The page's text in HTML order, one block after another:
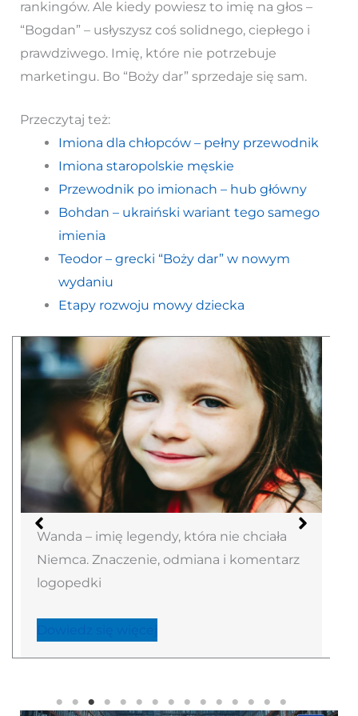
rankingów. Ale kiedy powiesz to imię na głos –
“Bogdan” – usłyszysz coś solidnego, ciepłego i
prawdziwego. Imię, które nie potrzebuje
marketingu. Bo “Boży dar” sprzedaje się sam.
Przeczytaj też:
Imiona dla chłopców – pełny przewodnik
Imiona staropolskie męskie
Przewodnik po imionach – hub główny
Bohdan – ukraiński wariant tego samego
imienia
Teodor – grecki “Boży dar” w nowym
wydaniu
Etapy rozwoju mowy dziecka
Wanda – imię legendy, która nie chciała
Niemca. Znaczenie, odmiana i komentarz
logopedki